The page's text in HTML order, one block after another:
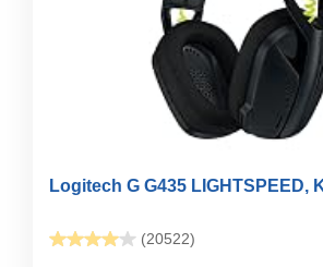
Logitech G G435 LIGHTSPEED,
(20522)